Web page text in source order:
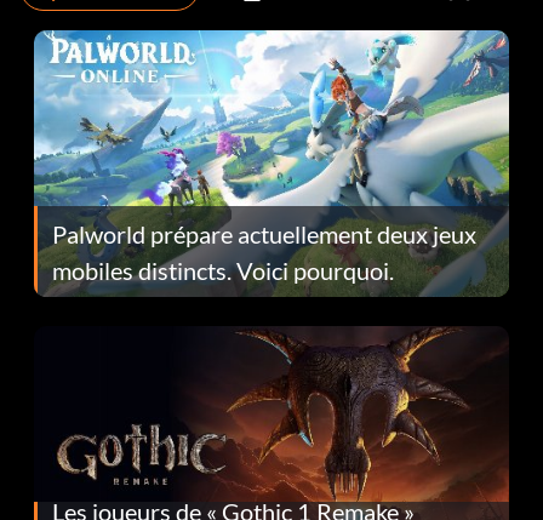
Palworld prépare actuellement deux jeux
mobiles distincts. Voici pourquoi.
Les joueurs de « Gothic 1 Remake »